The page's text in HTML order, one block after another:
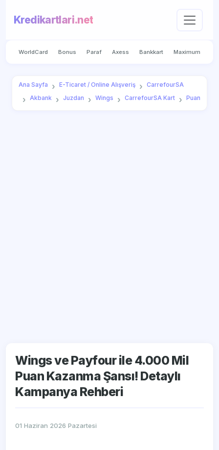
Kredikartlari.net
WorldCard Bonus Paraf Axess Bankkart Maximum
Ana Sayfa E-Ticaret / Online Alışveriş
CarrefourSA
Akbank
Juzdan Wings CarrefourSA Kart Puan
Wings ve Payfour ile 4.000 Mil
Puan Kazanma Şansı! Detaylı
Kampanya Rehberi
01 Haziran 2026 Pazartesi